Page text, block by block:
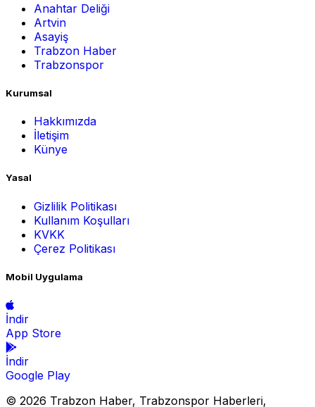
Anahtar Deliği
Artvin
Asayiş
Trabzon Haber
Trabzonspor
Kurumsal
Hakkımızda
İletişim
Künye
Yasal
Gizlilik Politikası
Kullanım Koşulları
KVKK
Çerez Politikası
Mobil Uygulama
İndir
App Store
İndir
Google Play
© 2026 Trabzon Haber, Trabzonspor Haberleri,